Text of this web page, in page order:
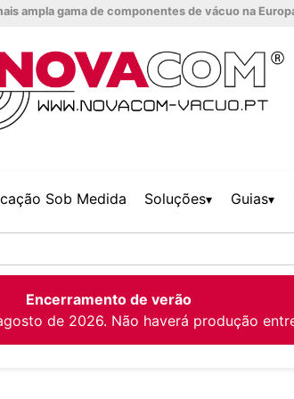
ampla gama de componentes de vácuo na
Sob Medida Soluções▾ Guias▾
Encerramento de verão
de 2026. Não haverá produção